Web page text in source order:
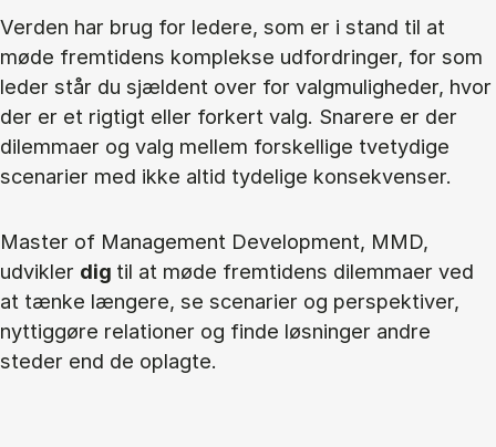
Verden har brug for ledere, som er i stand til at
møde fremtidens komplekse udfordringer, for som
leder står du sjældent over for valgmuligheder, hvor
der er et rigtigt eller forkert valg. Snarere er der
dilemmaer og valg mellem forskellige tvetydige
scenarier med ikke altid tydelige konsekvenser.
Master of Management Development, MMD,
udvikler dig til at møde fremtidens dilemmaer ved
at tænke længere, se scenarier og perspektiver,
nyttiggøre relationer og finde løsninger andre
steder end de oplagte.